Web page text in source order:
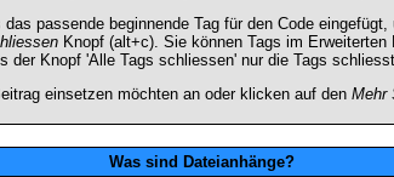
passende beginnende Tag für den Code
Knopf (alt+c). Sie können Tags im
Knopf 'Alle Tags schliessen' nur die Tags
einsetzen möchten an oder klicken auf den Mehr
Was sind Dateianhänge?